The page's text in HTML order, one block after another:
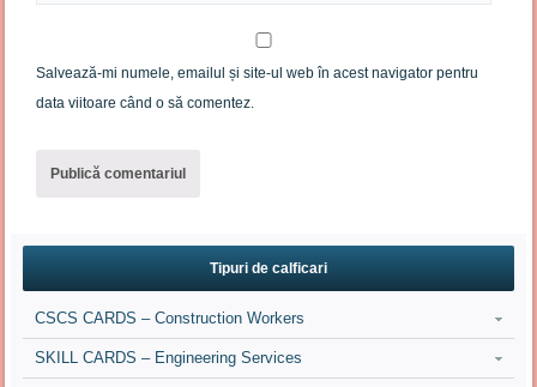
Salvează-mi numele, emailul și site-ul web în acest navigator pentru
data viitoare când o să comentez.
Tipuri de calficari
CSCS CARDS – Construction Workers
SKILL CARDS – Engineering Services